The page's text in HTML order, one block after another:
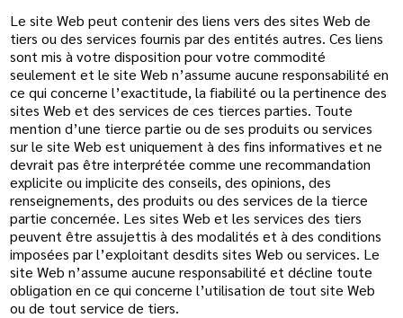
Le site Web peut contenir des liens vers des sites Web de
tiers ou des services fournis par des entités autres. Ces liens
sont mis à votre disposition pour votre commodité
seulement et le site Web n’assume aucune responsabilité en
ce qui concerne l’exactitude, la fiabilité ou la pertinence des
sites Web et des services de ces tierces parties. Toute
mention d’une tierce partie ou de ses produits ou services
sur le site Web est uniquement à des fins informatives et ne
devrait pas être interprétée comme une recommandation
explicite ou implicite des conseils, des opinions, des
renseignements, des produits ou des services de la tierce
partie concernée. Les sites Web et les services des tiers
peuvent être assujettis à des modalités et à des conditions
imposées par l’exploitant desdits sites Web ou services. Le
site Web n’assume aucune responsabilité et décline toute
obligation en ce qui concerne l’utilisation de tout site Web
ou de tout service de tiers.